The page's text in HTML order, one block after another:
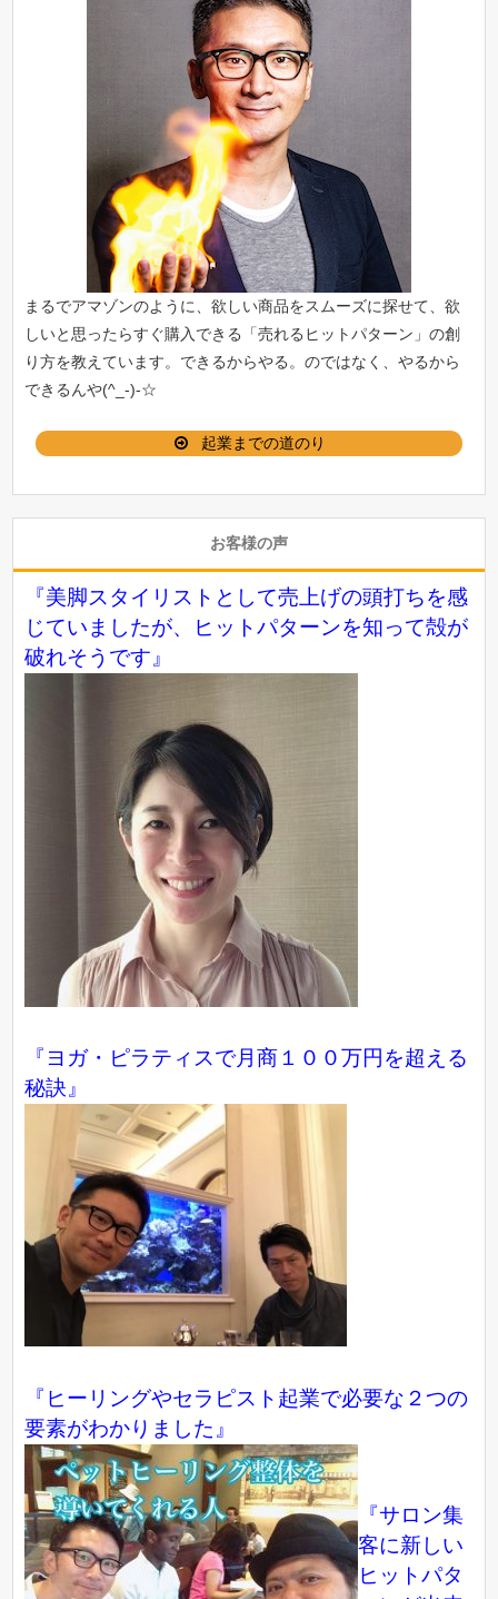
まるでアマゾンのように、欲しい商品をスムーズに探せて、欲
しいと思ったらすぐ購入できる「売れるヒットパターン 」の創
り方を教えています。できるからやる。のではなく、やるから
できるんや(^_-)-☆
起業までの道のり
お客様の声
『美脚スタイリストとして売上げの頭打ちを感
じていましたが、ヒットパターンを知って殻が
破れそうです』
『ヨガ・ピラティスで月商１００万円を超える
秘訣』
『ヒーリングやセラピスト起業で必要な２つの
要素がわかりました』
『サロン集
客に新しい
ヒットパタ